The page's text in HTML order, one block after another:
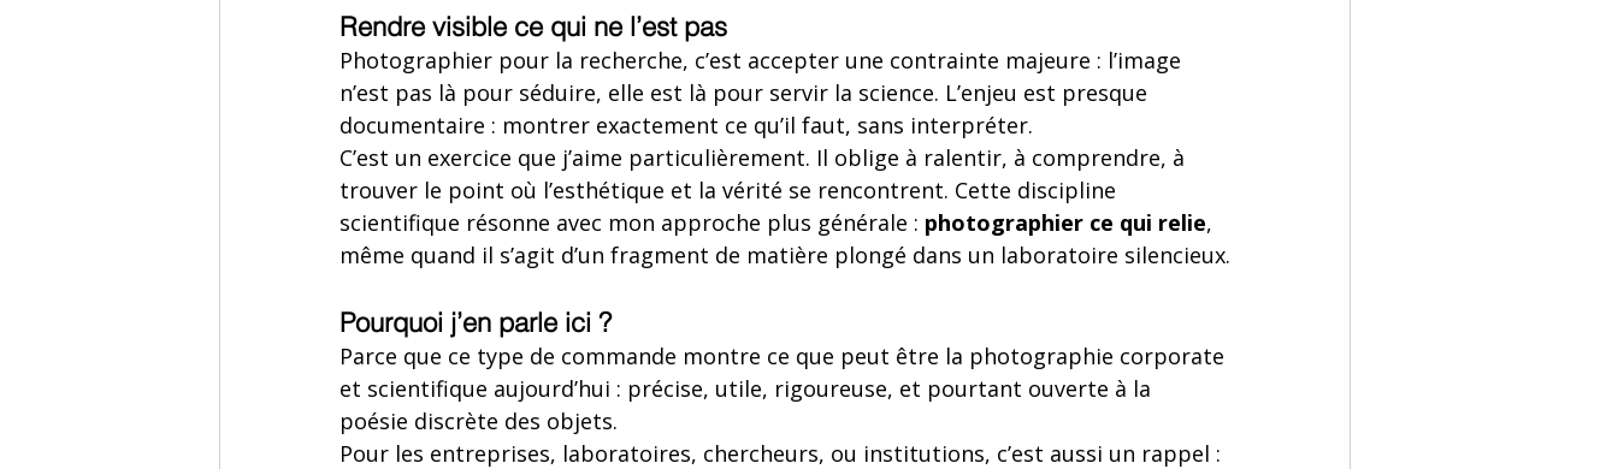
Rendre visible ce qui ne l’est pas
Photographier pour la recherche, c’est accepter une contrainte majeure : l’image
n’est pas là pour séduire, elle est là pour servir la science. L’enjeu est presque
documentaire : montrer exactement ce qu’il faut, sans interpréter.
C’est un exercice que j’aime particulièrement. Il oblige à ralentir, à comprendre, à
trouver le point où l’esthétique et la vérité se rencontrent. Cette discipline
scientifique résonne avec mon approche plus générale : photographier ce qui relie,
même quand il s’agit d’un fragment de matière plongé dans un laboratoire silencieux.
Pourquoi j’en parle ici ?
Parce que ce type de commande montre ce que peut être la photographie corporate
et scientifique aujourd’hui : précise, utile, rigoureuse, et pourtant ouverte à la
poésie discrète des objets.
Pour les entreprises, laboratoires, chercheurs, ou institutions, c’est aussi un rappel :